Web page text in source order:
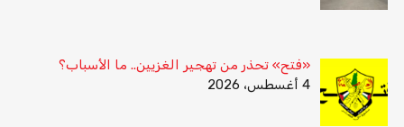
«فتح» تحذر من تهجير الغزيين.. ما الأسباب؟
4 أغسطس، 2026